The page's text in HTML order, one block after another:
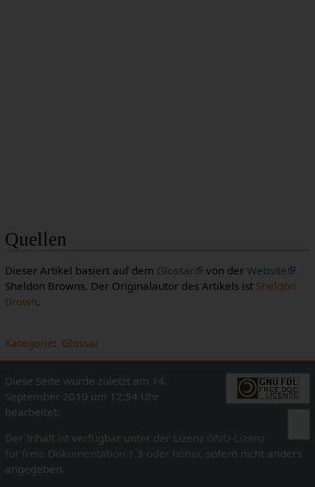
Quellen
Dieser Artikel basiert auf dem Glossar von der Website
Sheldon Browns. Der Originalautor des Artikels ist Sheldon
Brown.
Kategorie: Glossar
Diese Seite wurde zuletzt am 14.
September 2010 um 12:54 Uhr
bearbeitet.
Der Inhalt ist verfügbar unter der Lizenz GNU-Lizenz
für freie Dokumentation 1.3 oder höher , sofern nicht anders
angegeben.